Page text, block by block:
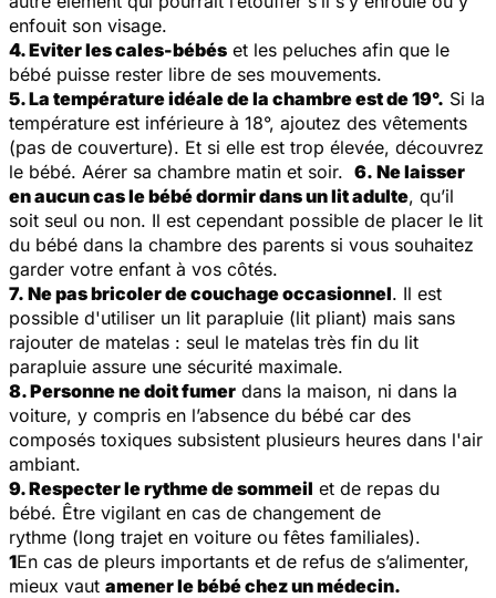
enfouit son visage.
4. Eviter les cales-bébés et les peluches afin que le
bébé puisse rester libre de ses mouvements.
5. La température idéale de la chambre est de 19°. Si la
température est inférieure à 18°, ajoutez des vêtements
(pas de couverture). Et si elle est trop élevée, découvrez
le bébé. Aérer sa chambre matin et soir. 6. Ne laisser
en aucun cas le bébé dormir dans un lit adulte, qu’il
soit seul ou non. Il est cependant possible de placer le lit
du bébé dans la chambre des parents si vous souhaitez
garder votre enfant à vos côtés.
7. Ne pas bricoler de couchage occasionnel. Il est
possible d'utiliser un lit parapluie (lit pliant) mais sans
rajouter de matelas : seul le matelas très fin du lit
parapluie assure une sécurité maximale.
8. Personne ne doit fumer dans la maison, ni dans la
voiture, y compris en l’absence du bébé car des
composés toxiques subsistent plusieurs heures dans l'air
ambiant.
9. Respecter le rythme de sommeil et de repas du
bébé. Être vigilant en cas de changement de
rythme (long trajet en voiture ou fêtes familiales).
1En cas de pleurs importants et de refus de s’alimenter,
mieux vaut amener le bébé chez un médecin.